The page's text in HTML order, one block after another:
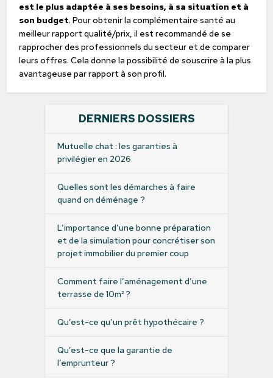
est le plus adaptée à ses besoins, à sa situation et à
son budget. Pour obtenir la complémentaire santé au
meilleur rapport qualité/prix, il est recommandé de se
rapprocher des professionnels du secteur et de comparer
leurs offres. Cela donne la possibilité de souscrire à la plus
avantageuse par rapport à son profil.
DERNIERS DOSSIERS
Mutuelle chat : les garanties à
privilégier en 2026
Quelles sont les démarches à faire
quand on déménage ?
L’importance d’une bonne préparation
et de la simulation pour concrétiser son
projet immobilier du premier coup
Comment faire l’aménagement d’une
terrasse de 10m² ?
Qu’est-ce qu’un prêt hypothécaire ?
Qu’est-ce que la garantie de
l’emprunteur ?